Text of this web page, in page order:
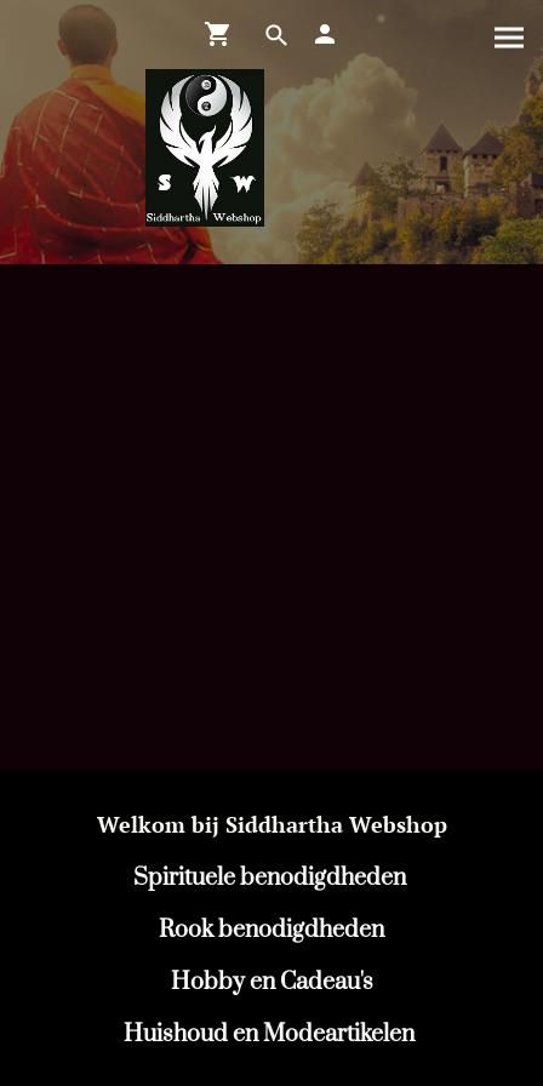
Welkom bij Siddhartha Webshop
Spirituele benodigdheden
Rook benodigdheden
Hobby en Cadeau's
Huishoud en Modeartikelen